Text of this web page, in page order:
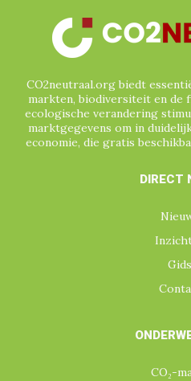
CO2neutraal.org biedt
markten, biodiversiteit en de
ecologische verandering
marktgegevens om in
economie, die gratis
DIRECT
Gids
CO₂-